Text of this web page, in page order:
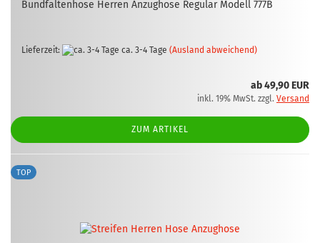
Bund­fal­ten­ho­se Her­ren An­zug­ho­se Re­gu­lar Mo­dell 777B
Lieferzeit: ca. 3-4 Tage (Ausland abweichend)
ab 49,90 EUR
inkl. 19% MwSt. zzgl. Versand
ZUM ARTIKEL
TOP